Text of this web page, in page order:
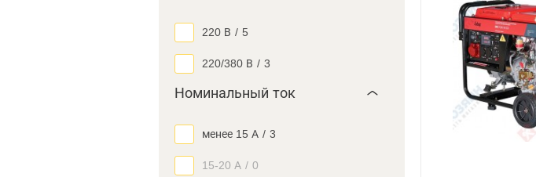
220 В / 5
220/380 В / 3
Номинальный ток
менее 15 А / 3
15-20 А / 0